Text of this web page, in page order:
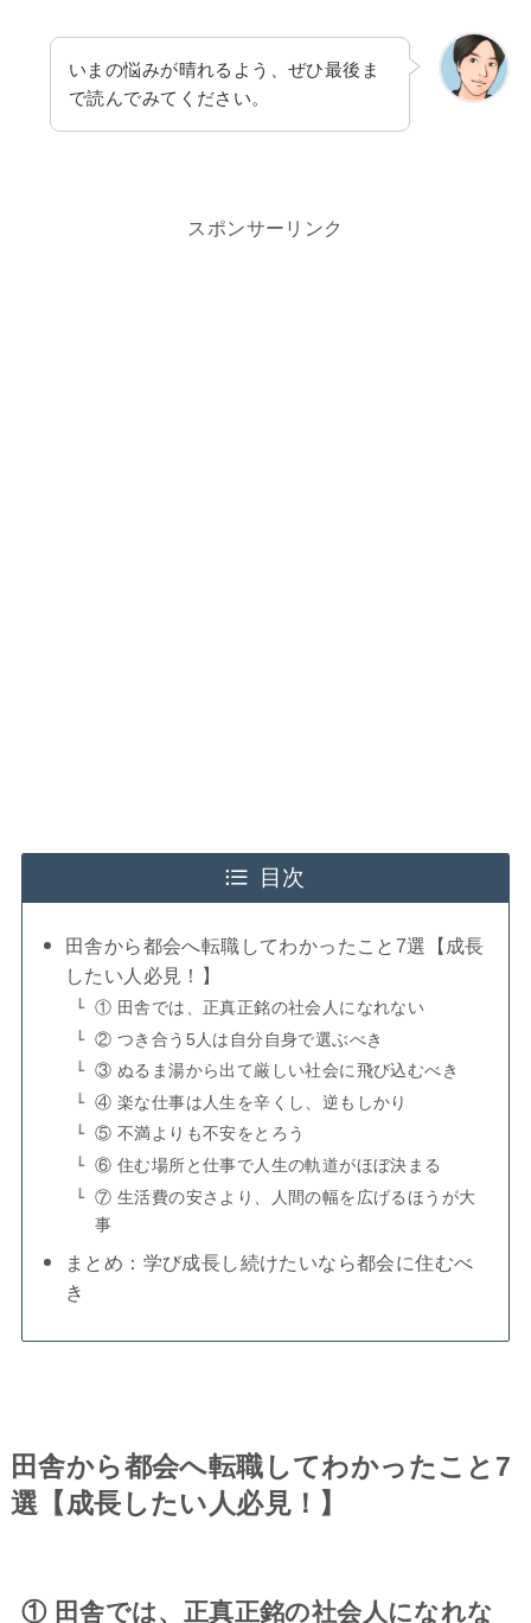
いまの悩みが晴れるよう、ぜひ最後ま
で読んでみてください。
スポンサーリンク
目次
田舎から都会へ転職してわかったこと7選【成長
したい人必見！】
① 田舎では、正真正銘の社会人になれない
② つき合う5人は自分自身で選ぶべき
③ ぬるま湯から出て厳しい社会に飛び込むべき
④ 楽な仕事は人生を辛くし、逆もしかり
⑤ 不満よりも不安をとろう
⑥ 住む場所と仕事で人生の軌道がほぼ決まる
⑦ 生活費の安さより、人間の幅を広げるほうが大
事
まとめ：学び成長し続けたいなら都会に住むべ
き
田舎から都会へ転職してわかったこと7
選【成長したい人必見！】
① 田舎では、正真正銘の社会人になれな